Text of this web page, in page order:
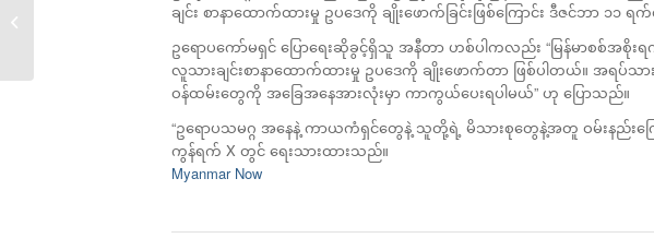
ချင်း စာနာထောက်ထားမှု ဥပဒေကို ချိုးဖောက်ခြင်းဖြစ်ကြောင်း ဒီဇင်ဘာ ၁
ဥရောပကော်မရှင် ပြောရေးဆိုခွင့်ရှိသူ အနီတာ ဟစ်ပါကလည်း “မြန်မာစစ်အ
လူသားချင်းစာနာထောက်ထားမှု ဥပဒေကို ချိုးဖောက်တာ ဖြစ်ပါတယ်။ အရ
ဝန်ထမ်းတွေကို အခြေအနေအားလုံးမှာ ကာကွယ်ပေးရပါမယ်” ဟု ပြောသည်။
“ဥရောပသမဂ္ဂ အနေနဲ့ ကာယကံရှင်တွေနဲ့ သူတို့ရဲ့ မိသားစုတွေနဲ့အတူ ဝမ်းနည်းက
ကွန်ရက် X တွင် ရေးသားထားသည်။
Myanmar Now